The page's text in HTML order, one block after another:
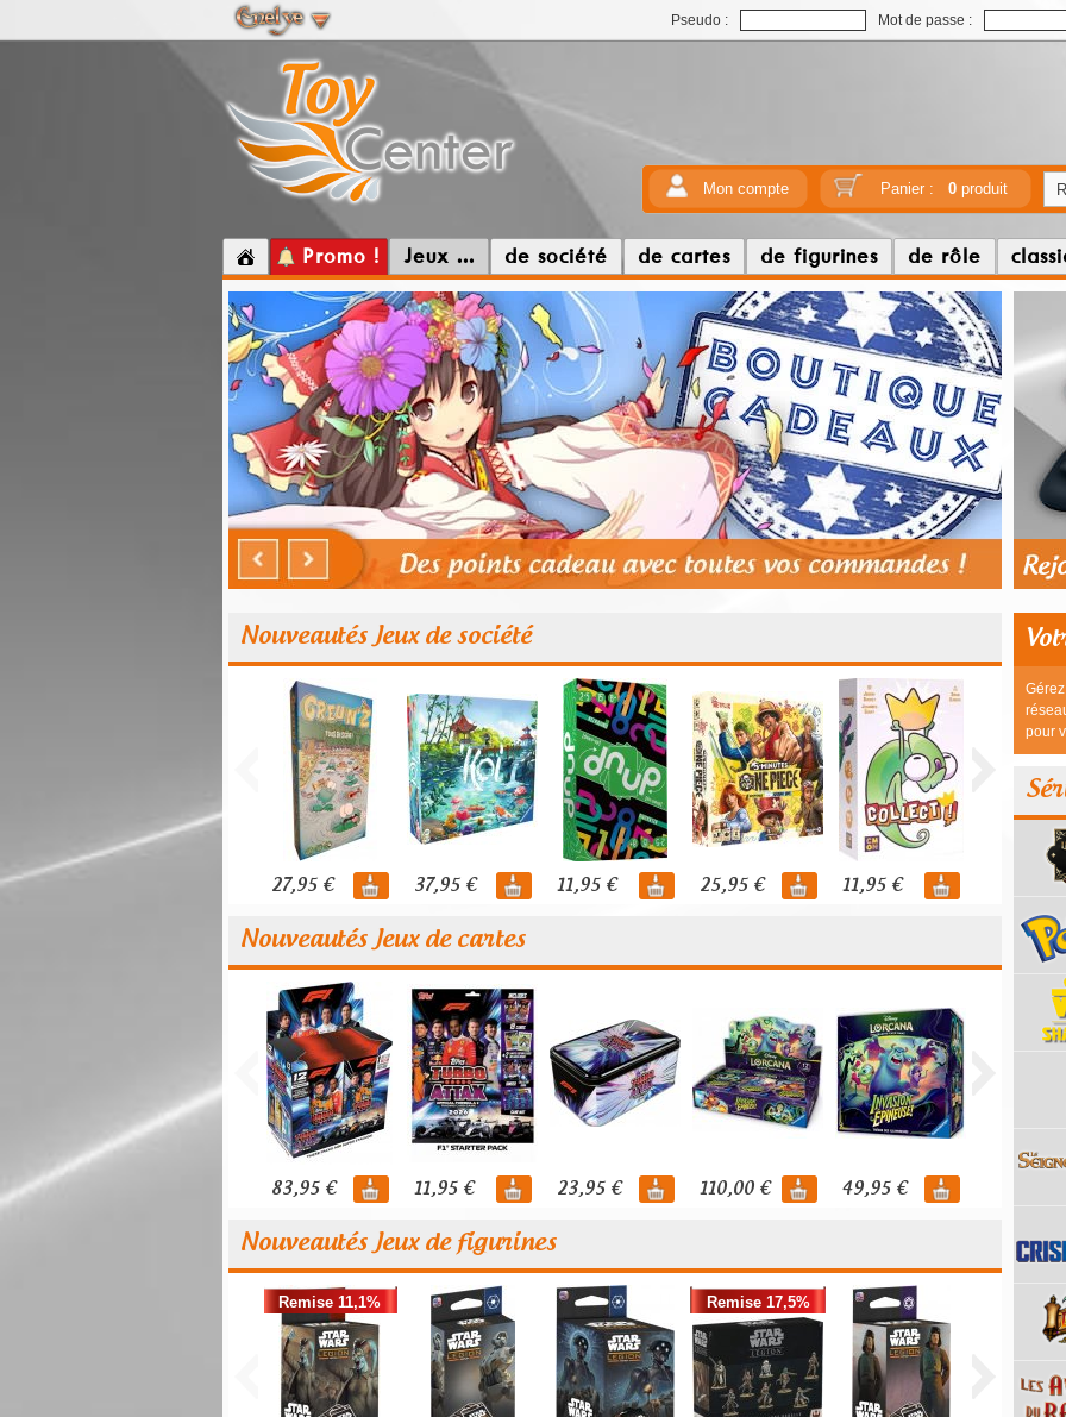
Pseudo : Mot de passe :
Mon compte Panier : 0produit
Promo ! Jeux ... de société de cartes de figurines de rôle
Nouveautés Jeux de société
27,95 € 37,95 € 11,95 € 25,95 € 11,95 €
Nouveautés Jeux de cartes
83,95 € 11,95 € 23,95 € 110,00 € 49,95 €
Nouveautés Jeux de figurines
Remise 11,1% Remise 17,5%
pour